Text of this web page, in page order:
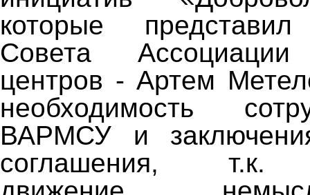
которые представил
Совета Ассоциации
центров - Артем
необходимость
ВАРМСУ и
соглашения, т.к.